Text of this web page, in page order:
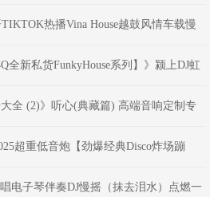
Mix) 热播Vina House越鼓风情车载慢
全新私货FunkyHouse系列】》颍上DJ虹
全 (2)》听心(典藏篇) 高端音响定制专
超重低音炮【劲爆经典Disco炸场蹦
电子琴伴奏DJ慢摇（抹去泪水）点燃一